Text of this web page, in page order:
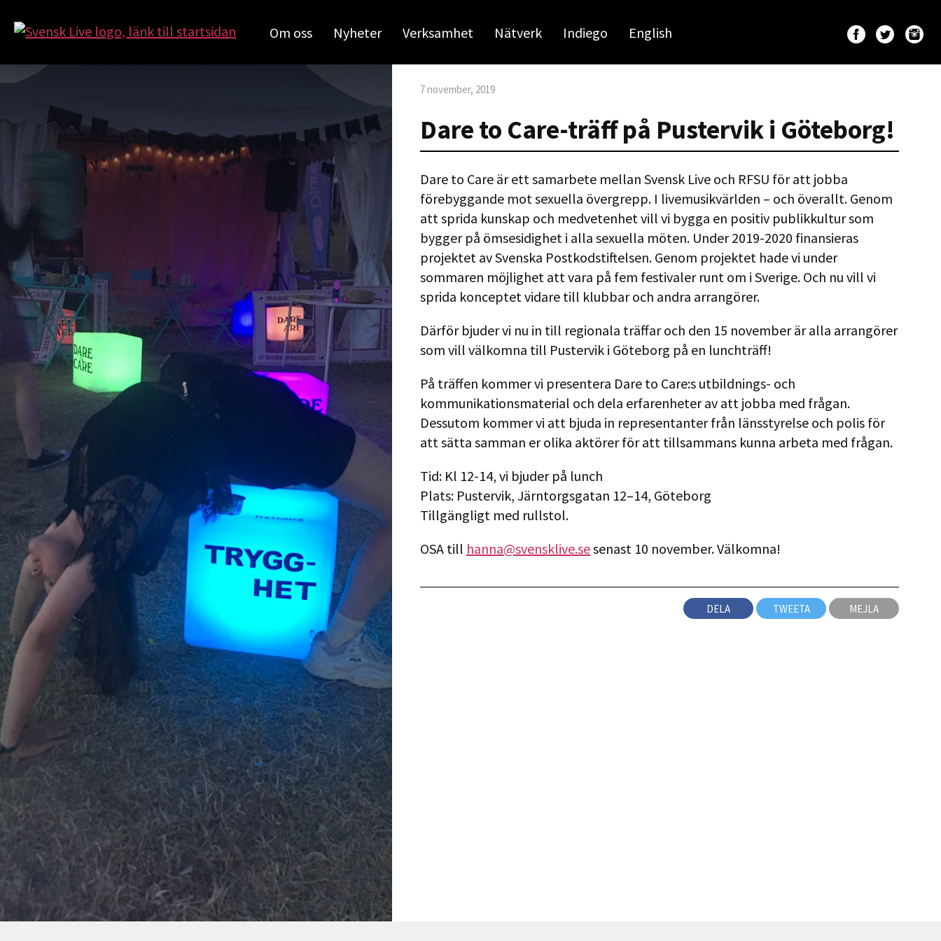
Om oss Nyheter Verksamhet Nätverk Indiego English
7 november, 2019
Dare to Care-träff på Pustervik i Göteborg!
Dare to Care är ett samarbete mellan Svensk Live och RFSU för att jobba
förebyggande mot sexuella övergrepp. I livemusikvärlden – och överallt. Genom
att sprida kunskap och medvetenhet vill vi bygga en positiv publikkultur som
bygger på ömsesidighet i alla sexuella möten. Under 2019-2020 finansieras
projektet av Svenska Postkodstiftelsen. Genom projektet hade vi under
sommaren möjlighet att vara på fem festivaler runt om i Sverige. Och nu vill vi
sprida konceptet vidare till klubbar och andra arrangörer.
Därför bjuder vi nu in till regionala träffar och den 15 november är alla arrangörer
som vill välkomna till Pustervik i Göteborg på en lunchträff!
På träffen kommer vi presentera Dare to Care:s utbildnings- och
kommunikationsmaterial och dela erfarenheter av att jobba med frågan.
Dessutom kommer vi att bjuda in representanter från länsstyrelse och polis för
att sätta samman er olika aktörer för att tillsammans kunna arbeta med frågan.
Tid: Kl 12-14, vi bjuder på lunch
Plats: Pustervik, Järntorgsgatan 12–14, Göteborg
Tillgängligt med rullstol.
OSA till hanna@svensklive.sesenast 10 november. Välkomna!
DELA TWEETA MEJLA